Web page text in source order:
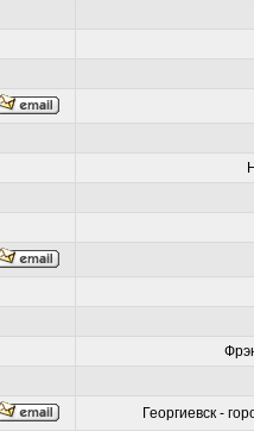
Георгиевск -